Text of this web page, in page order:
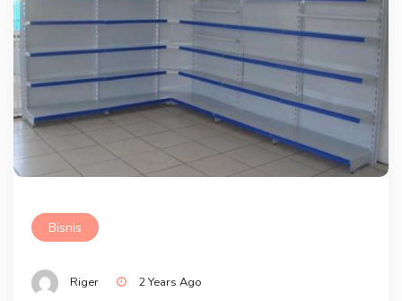
Bisnis
Riger 2 Years Ago